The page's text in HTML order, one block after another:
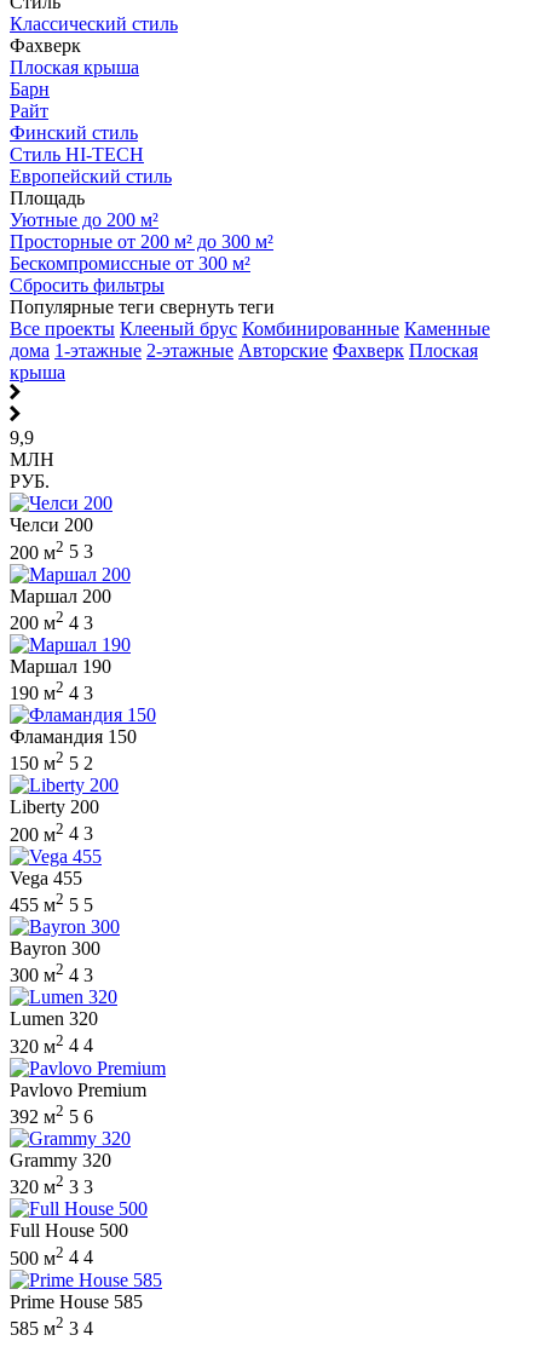
Классический стиль
Фахверк
Плоская крыша
Барн
Райт
Финский стиль
Стиль HI-TECH
Европейский стиль
Площадь
Уютные до 200 м²
Просторные от 200 м² до 300 м²
Бескомпромиссные от 300 м²
Сбросить фильтры
Популярные теги свернуть теги
Все проекты Клееный брус Комбинированные Каменные
дома 1-этажные 2-этажные Авторские Фахверк Плоская
крыша
9,9
МЛН
РУБ.
Челси 200
200 м2 5 3
Маршал 200
200 м2 4 3
Маршал 190
190 м2 4 3
Фламандия 150
150 м2 5 2
Liberty 200
200 м2 4 3
Vega 455
455 м2 5 5
Bayron 300
300 м2 4 3
Lumen 320
320 м2 4 4
Pavlovo Premium
392 м2 5 6
Grammy 320
320 м2 3 3
Full House 500
500 м2 4 4
Prime House 585
585 м2 3 4